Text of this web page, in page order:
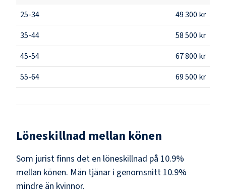
25-34
49 300 kr
35-44
58 500 kr
45-54
67 800 kr
55-64
69 500 kr
Löneskillnad mellan könen
Som juristfinns det en löneskillnad på 10.9%
mellan könen. Män tjänar i genomsnitt 10.9%
mindre än kvinnor.